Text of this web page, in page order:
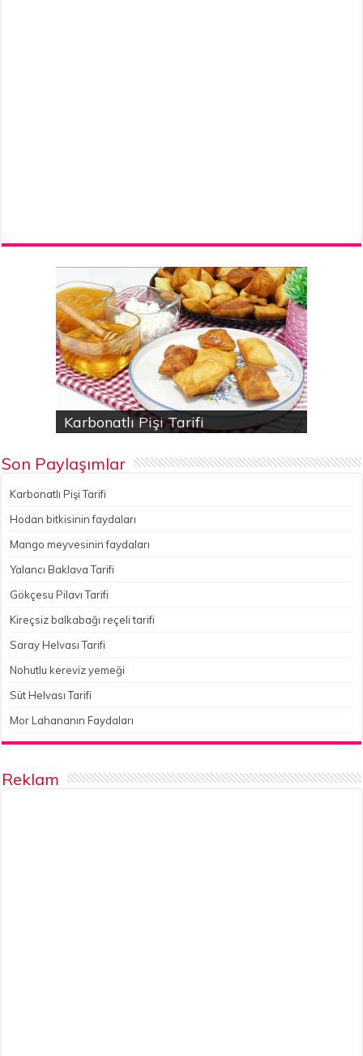
Karbonatlı Pişi Tarifi
Hodan bitkisinin faydaları
Yalancı Baklava Tarifi
Gökçesu Pilavı Tarifi
Nohutlu kereviz yemeği
Son Paylaşımlar
Karbonatlı Pişi Tarifi
Hodan bitkisinin faydaları
Mango meyvesinin faydaları
Yalancı Baklava Tarifi
Gökçesu Pilavı Tarifi
Kireçsiz balkabağı reçeli tarifi
Saray Helvası Tarifi
Nohutlu kereviz yemeği
Süt Helvası Tarifi
Mor Lahananın Faydaları
Reklam